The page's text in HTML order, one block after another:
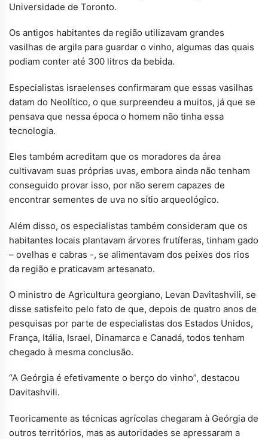
Universidade de Toronto.
Os antigos habitantes da região utilizavam grandes
vasilhas de argila para guardar o vinho, algumas das quais
podiam conter até 300 litros da bebida.
Especialistas israelenses confirmaram que essas vasilhas
datam do Neolítico, o que surpreendeu a muitos, já que se
pensava que nessa época o homem não tinha essa
tecnologia.
Eles também acreditam que os moradores da área
cultivavam suas próprias uvas, embora ainda não tenham
conseguido provar isso, por não serem capazes de
encontrar sementes de uva no sítio arqueológico.
Além disso, os especialistas também consideram que os
habitantes locais plantavam árvores frutíferas, tinham gado
– ovelhas e cabras -, se alimentavam dos peixes dos rios
da região e praticavam artesanato.
O ministro de Agricultura georgiano, Levan Davitashvili, se
disse satisfeito pelo fato de que, depois de quatro anos de
pesquisas por parte de especialistas dos Estados Unidos,
França, Itália, Israel, Dinamarca e Canadá, todos tenham
chegado à mesma conclusão.
“A Geórgia é efetivamente o berço do vinho”, destacou
Davitashvili.
Teoricamente as técnicas agrícolas chegaram à Geórgia de
outros territórios, mas as autoridades se apressaram a